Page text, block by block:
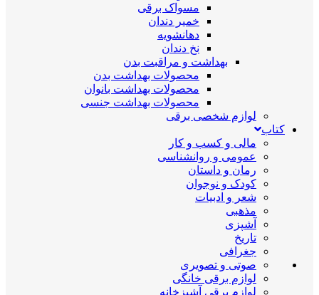
مسواک برقی
خمیر دندان
دهانشویه
نخ دندان
بهداشت و مراقبت بدن
محصولات بهداشت بدن
محصولات بهداشت بانوان
محصولات بهداشت جنسی
لوازم شخصی برقی
کتاب
مالی و کسب و کار
عمومی و روانشناسی
رمان و داستان
کودک و نوجوان
شعر و ادبیات
مذهبی
آشپزی
تاریخ
جغرافی
صوتی و تصویری
لوازم برقی خانگی
لوازم برقی آشپزخانه